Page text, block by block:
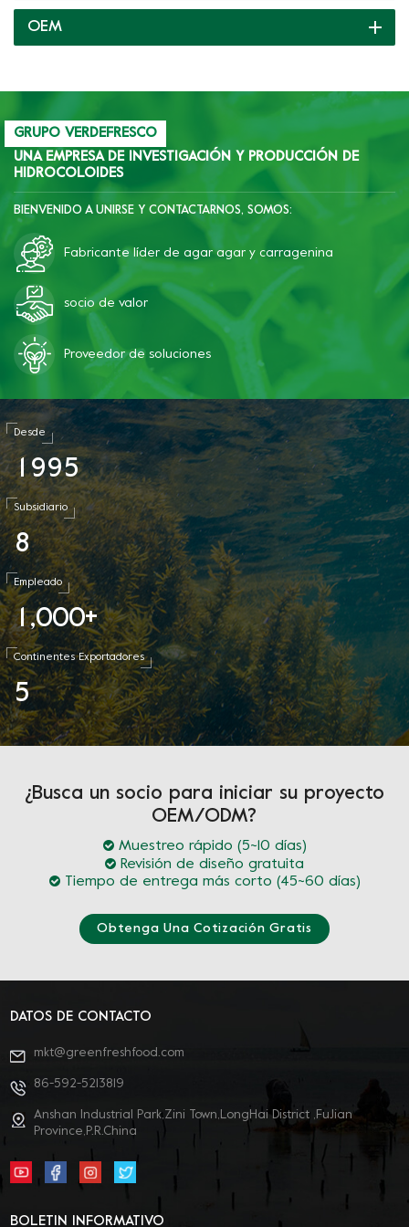
proteína de carne,
proteína de soya, almidón
precipitación de grasa y
enlatada, mejorar la
capacidad de corte y la
textura.
OEM
GRUPO VERDEFRESCO
UNA EMPRESA DE INVESTIGACIÓN Y PRODUCCIÓN DE
HIDROCOLOIDES
BIENVENIDO A UNIRSE Y CONTACTARNOS, SOMOS:
Fabricante líder de agar agar y carragenina
socio de valor
Proveedor de soluciones
Desde
1 995
Subsidiario
8
Empleado
1 ,000+
Continentes Exportadores
5
¿Busca un socio para iniciar su proyecto
OEM/ODM?
Muestreo rápido (5~10 días)
Revisión de diseño gratuita
Tiempo de entrega más corto (45~60 días)
Obtenga Una Cotización Gratis
DATOS DE CONTACTO
mkt@greenfreshfood.com
86-592-5213819
Anshan Industrial Park,Zini Town,LongHai District ,FuJian
Province,P.R.China
BOLETIN INFORMATIVO